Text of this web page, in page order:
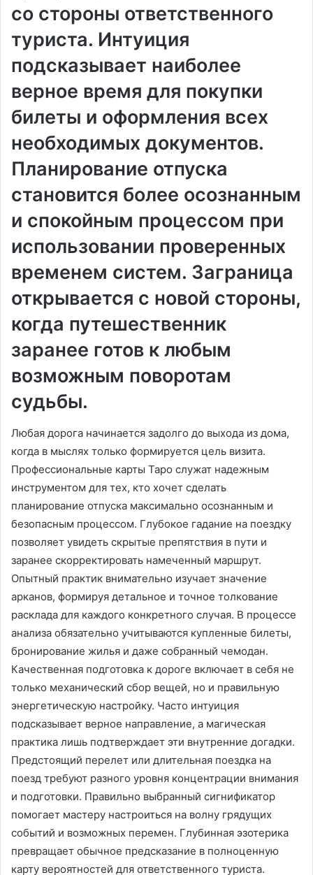
со стороны ответственного
туриста. Интуиция
подсказывает наиболее
верное время для покупки
билеты и оформления всех
необходимых документов.
Планирование отпуска
становится более осознанным
и спокойным процессом при
использовании проверенных
временем систем. Заграница
открывается с новой стороны,
когда путешественник
заранее готов к любым
возможным поворотам
судьбы.
Любая дорога начинается задолго до выхода из дома,
когда в мыслях только формируется цель визита.
Профессиональные карты Таро служат надежным
инструментом для тех, кто хочет сделать
планирование отпуска максимально осознанным и
безопасным процессом. Глубокое гадание на поездку
позволяет увидеть скрытые препятствия в пути и
заранее скорректировать намеченный маршрут.
Опытный практик внимательно изучает значение
арканов, формируя детальное и точное толкование
расклада для каждого конкретного случая. В процессе
анализа обязательно учитываются купленные билеты,
бронирование жилья и даже собранный чемодан.
Качественная подготовка к дороге включает в себя не
только механический сбор вещей, но и правильную
энергетическую настройку. Часто интуиция
подсказывает верное направление, а магическая
практика лишь подтверждает эти внутренние догадки.
Предстоящий перелет или длительная поездка на
поезд требуют разного уровня концентрации внимания
и подготовки. Правильно выбранный сигнификатор
помогает мастеру настроиться на волну грядущих
событий и возможных перемен. Глубинная эзотерика
превращает обычное предсказание в полноценную
карту вероятностей для ответственного туриста.